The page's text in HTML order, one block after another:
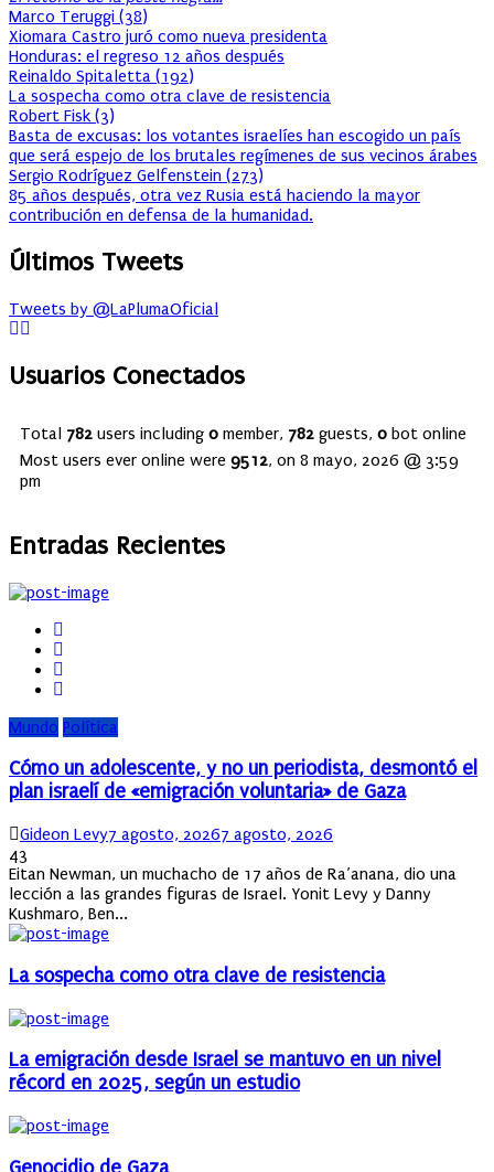
Marco Teruggi (38)
Xiomara Castro juró como nueva presidenta
Honduras: el regreso 12 años después
Reinaldo Spitaletta (192)
La sospecha como otra clave de resistencia
Robert Fisk (3)
Basta de excusas: los votantes israelíes han escogido un país
que será espejo de los brutales regímenes de sus vecinos árabes
Sergio Rodríguez Gelfenstein (273)
85 años después, otra vez Rusia está haciendo la mayor
contribución en defensa de la humanidad.
Últimos Tweets
Tweets by @LaPlumaOficial
Usuarios Conectados
Total 782 users including 0 member, 782 guests, 0 bot online
Most users ever online were 9512, on 8 mayo, 2026 @ 3:59
pm
Entradas Recientes
Mundo Política
Cómo un adolescente, y no un periodista, desmontó el
plan israelí de «emigración voluntaria» de Gaza
Author
Gideon LevyPosted
7 agosto, 20267 agosto, 2026
43
Eitan Newman, un muchacho de 17 años de Ra’anana, dio una
lección a las grandes figuras de Israel. Yonit Levy y Danny
Kushmaro, Ben...
La sospecha como otra clave de resistencia
La emigración desde Israel se mantuvo en un nivel
récord en 2025, según un estudio